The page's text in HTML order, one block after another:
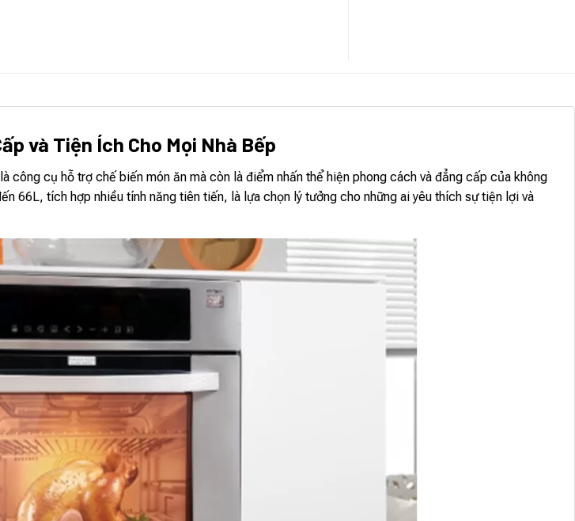
và Tiện Ích Cho Mọi Nhà Bếp
công cụ hỗ trợ chế biến món ăn mà còn là điểm nhấn thể hiện phong cách và đẳng cấp của không
66L, tích hợp nhiều tính năng tiên tiến, là lựa chọn lý tưởng cho những ai yêu thích sự tiện lợi và